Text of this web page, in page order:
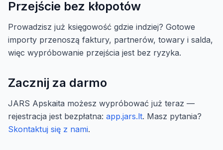
Przejście bez kłopotów
Prowadzisz już księgowość gdzie indziej? Gotowe
importy przenoszą faktury, partnerów, towary i salda,
więc wypróbowanie przejścia jest bez ryzyka.
Zacznij za darmo
JARS Apskaita możesz wypróbować już teraz —
rejestracja jest bezpłatna: app.jars.lt. Masz pytania?
Skontaktuj się z nami.